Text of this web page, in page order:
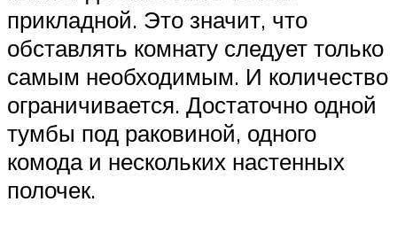
прикладной. Это значит, что
обставлять комнату следует только
самым необходимым. И количество
ограничивается. Достаточно одной
тумбы под раковиной, одного
комода и нескольких настенных
полочек.